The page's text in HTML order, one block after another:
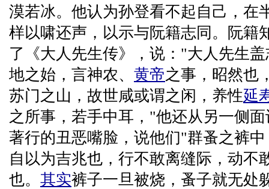
漠若冰。他认为孙登看不起自己，在
样以啸还声，以示与阮籍志同。阮籍
了《大人先生传》，说："大人先生
地之始，言神农、 黄帝之事，昭然也
苏门之山，故世咸或谓之闲，养性延
之所事，若手中耳，"他还从另一侧
著行的丑恶嘴脸，说他们"群蚤之裤
自以为吉兆也，行不敢离缝际，动不
也。 其实裤子一旦被烧，蚤子就无处